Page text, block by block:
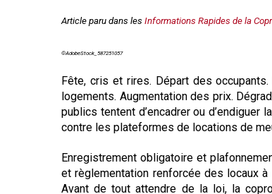
Concierge,
Contentieux
Article paru dans les Informations Rapides de la
©AdobeStock_587251057
Fête, cris et rires. Départ des
logements. Augmentation des prix.
publics tentent d’encadrer ou
contre les plateformes de locations de
Enregistrement obligatoire et
et règlementation renforcée des locaux
Avant de tout attendre de la loi, la